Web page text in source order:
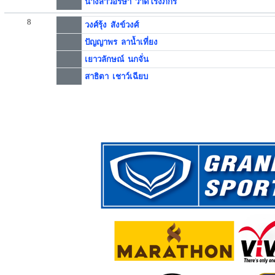
8
วงศ์รุ้ง สังข์วงศ์
ปัญญาพร ลาน้ำเที่ยง
เยาวลักษณ์ นกจั่น
สาธิตา เชาว์เฉียบ